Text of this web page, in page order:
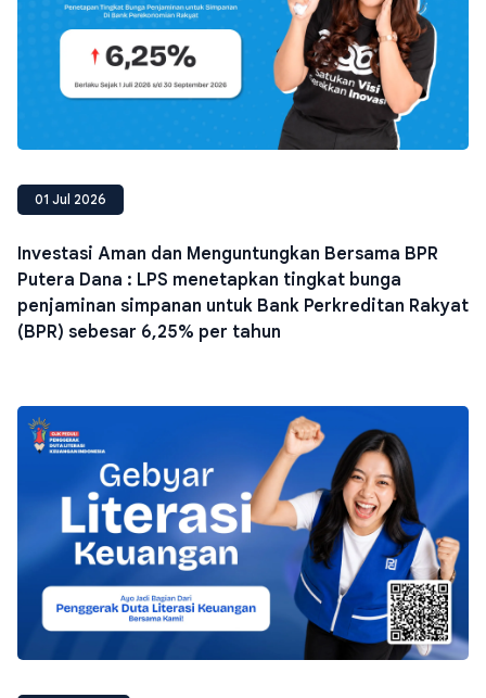
01 Jul 2026
Investasi Aman dan Menguntungkan Bersama BPR
Putera Dana : LPS menetapkan tingkat bunga
penjaminan simpanan untuk Bank Perkreditan Rakyat
(BPR) sebesar 6,25% per tahun